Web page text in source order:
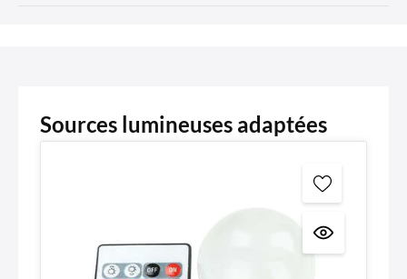
Sources lumineuses adaptées